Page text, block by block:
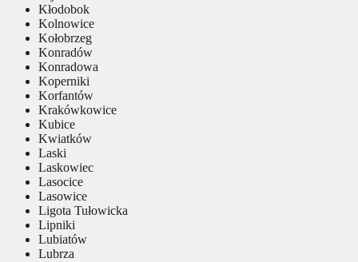
Kłodobok
Kolnowice
Kołobrzeg
Konradów
Konradowa
Koperniki
Korfantów
Krakówkowice
Kubice
Kwiatków
Laski
Laskowiec
Lasocice
Lasowice
Ligota Tułowicka
Lipniki
Lubiatów
Lubrza